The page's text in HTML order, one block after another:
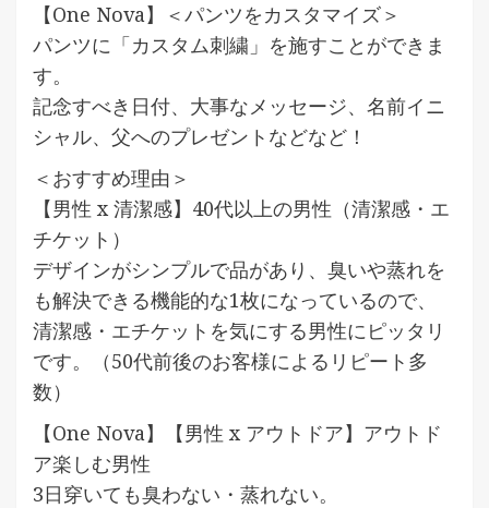
【One Nova】＜パンツをカスタマイズ＞
パンツに「カスタム刺繍」を施すことができま
す。
記念すべき日付、大事なメッセージ、名前イニ
シャル、父へのプレゼントなどなど！
＜おすすめ理由＞
【男性 x 清潔感】40代以上の男性（清潔感・エ
チケット）
デザインがシンプルで品があり、臭いや蒸れを
も解決できる機能的な1枚になっているので、
清潔感・エチケットを気にする男性にピッタリ
です。（50代前後のお客様によるリピート多
数）
【One Nova】【男性 x アウトドア】アウトド
ア楽しむ男性
3日穿いても臭わない・蒸れない。